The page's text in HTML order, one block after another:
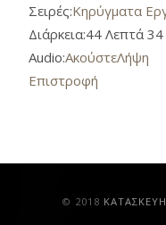
Σειρές:Κηρύγματα
Διάρκεια:44 Λεπτά
Audio:ΑκούστεΛήψη
Επιστροφή
© 2018